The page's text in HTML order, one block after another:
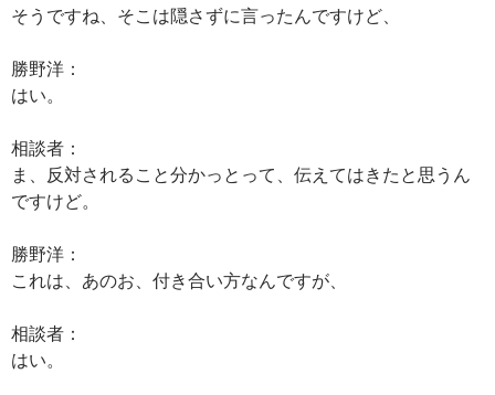
そうですね、そこは隠さずに言ったんですけど、
勝野洋：
はい。
相談者：
ま、反対されること分かっとって、伝えてはきたと思うん
ですけど。
勝野洋：
これは、あのお、付き合い方なんですが、
相談者：
はい。